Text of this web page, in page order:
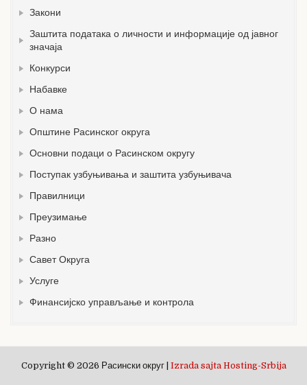
Закони
Заштита података о личности и информације од јавног
значаја
Конкурси
Набавке
О нама
Општине Расинског округа
Основни подаци о Расинском округу
Поступак узбуњивања и заштита узбуњивача
Правилници
Преузимање
Разно
Савет Округа
Услуге
Финансијско управљање и контрола
Copyright © 2026 Расински округ | Izrada sajta Hosting-Srbija